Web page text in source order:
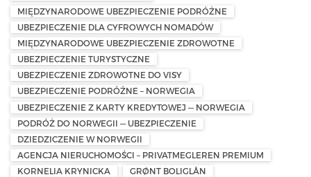
MIĘDZYNARODOWE UBEZPIECZENIE PODRÓŻNE
UBEZPIECZENIE DLA CYFROWYCH NOMADÓW
MIĘDZYNARODOWE UBEZPIECZENIE ZDROWOTNE
UBEZPIECZENIE TURYSTYCZNE
UBEZPIECZENIE ZDROWOTNE DO VISY
UBEZPIECZENIE PODRÓŻNE – NORWEGIA
UBEZPIECZENIE Z KARTY KREDYTOWEJ — NORWEGIA
PODRÓŻ DO NORWEGII — UBEZPIECZENIE
DZIEDZICZENIE W NORWEGII
AGENCJA NIERUCHOMOŚCI – PRIVATMEGLEREN PREMIUM
KORNELIA KRYNICKA
GRØNT BOLIGLÅN